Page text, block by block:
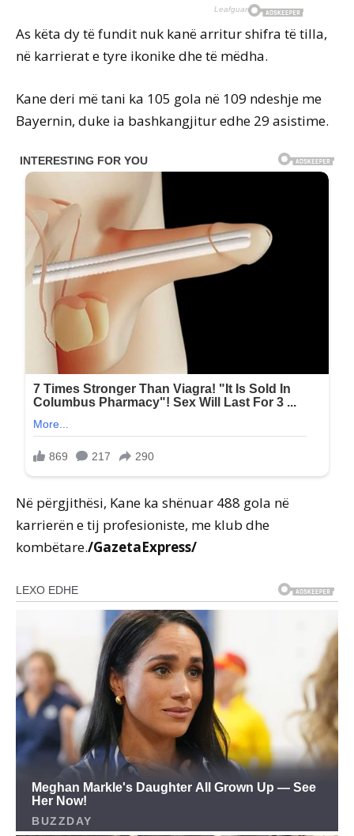
As këta dy të fundit nuk kanë arritur shifra të tilla,
në karrierat e tyre ikonike dhe të mëdha.
Kane deri më tani ka 105 gola në 109 ndeshje me
Bayernin, duke ia bashkangjitur edhe 29 asistime.
Në përgjithësi, Kane ka shënuar 488 gola në
karrierën e tij profesioniste, me klub dhe
kombëtare./GazetaExpress/